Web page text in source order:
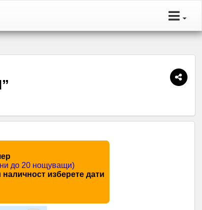
до 20 нощуващи)
изберете дати